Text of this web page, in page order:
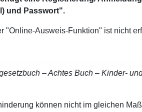
und Passwort".
"Online-Ausweis-Funktion" ist nicht
– Achtes Buch – Kinder-
können nicht im gleichen